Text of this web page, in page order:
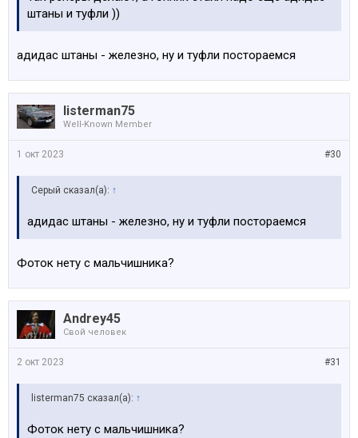
штаны и туфли ))
адидас штаны - железно, ну и туфли постораемся
listerman75
Well-Known Member
#30
1 окт 2023
Серый сказал(а): ↑
адидас штаны - железно, ну и туфли постораемся
Фоток нету с мальчишника?
Andrey45
Свой человек
#31
2 окт 2023
listerman75 сказал(а): ↑
Фоток нету с мальчишника?